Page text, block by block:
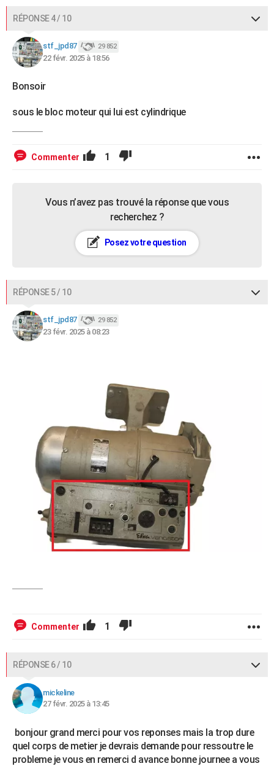
RÉPONSE 4 / 10
stf_jpd87 29 852
22 févr. 2025 à 18:56
Bonsoir
sous le bloc moteur qui lui est cylindrique
Commenter 1
Vous n’avez pas trouvé la réponse que vous
recherchez ?
Posez votre question
RÉPONSE 5 / 10
stf_jpd87 29 852
23 févr. 2025 à 08:23
Commenter 1
RÉPONSE 6 / 10
mickeline
27 févr. 2025 à 13:45
bonjour grand merci pour vos reponses mais la trop dure
quel corps de metier je devrais demande pour ressoutre le
probleme je vous en remerci d avance bonne journee a vous